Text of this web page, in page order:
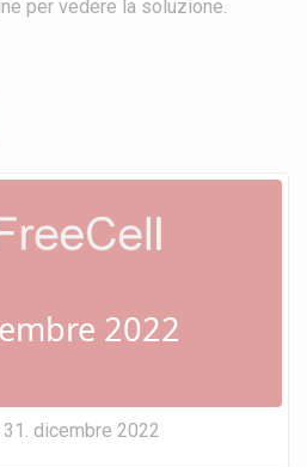
per vedere la soluzione.
2022
dicembre 2022